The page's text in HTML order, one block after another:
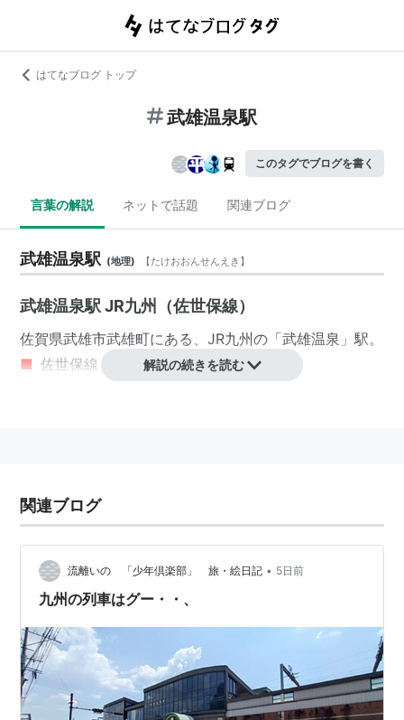
はてなブログ トップ
武雄温泉駅
このタグでブログを書く
言葉の解説 ネットで話題 関連ブログ
武雄温泉駅 (地理) 【たけおおんせんえき 】
武雄温泉駅 JR九州（佐世保線）
佐賀県武雄市武雄町にある、JR九州の「武雄温泉 」駅。
■ 佐世保線
○リスト：駅キーワード
解説の続きを読む
関連ブログ
流離いの 「少年倶楽部」 旅・絵日記 • 5日前
九州の列車はグー・・、